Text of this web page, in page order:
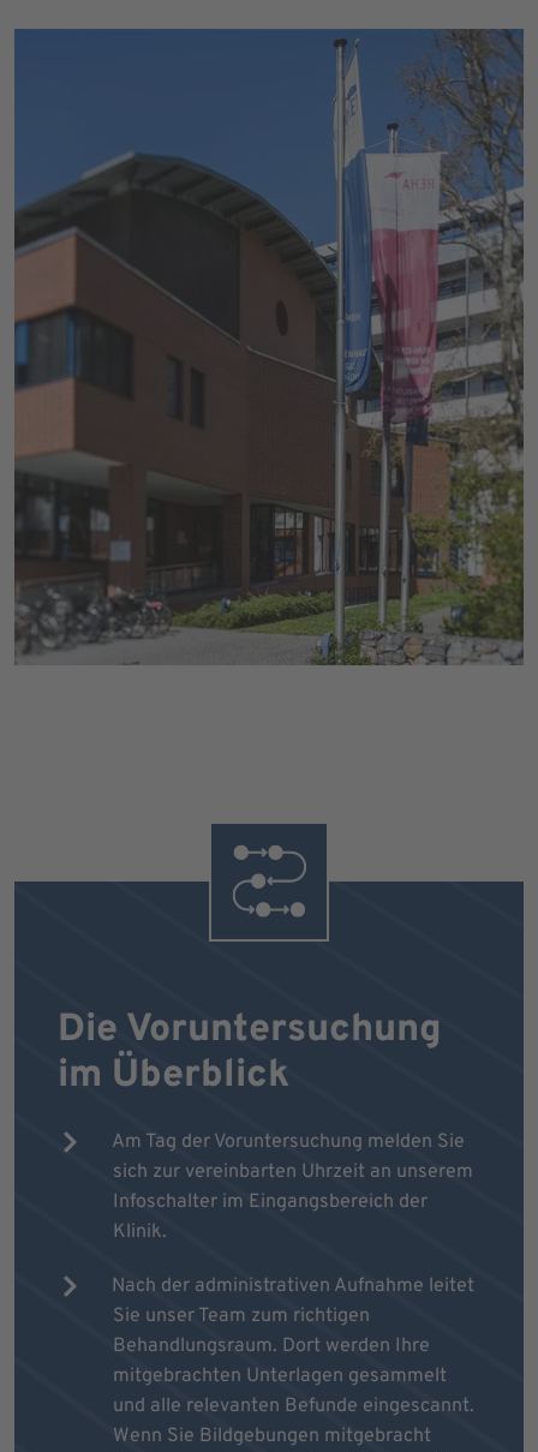
Die Voruntersuchung
im Überblick
Am Tag der Voruntersuchung melden Sie
sich zur vereinbarten Uhrzeit an unserem
Infoschalter im Eingangsbereich der
Klinik.
Nach der administrativen Aufnahme leitet
Sie unser Team zum richtigen
Behandlungsraum. Dort werden Ihre
mitgebrachten Unterlagen gesammelt
und alle relevanten Befunde eingescannt.
Wenn Sie Bildgebungen mitgebracht